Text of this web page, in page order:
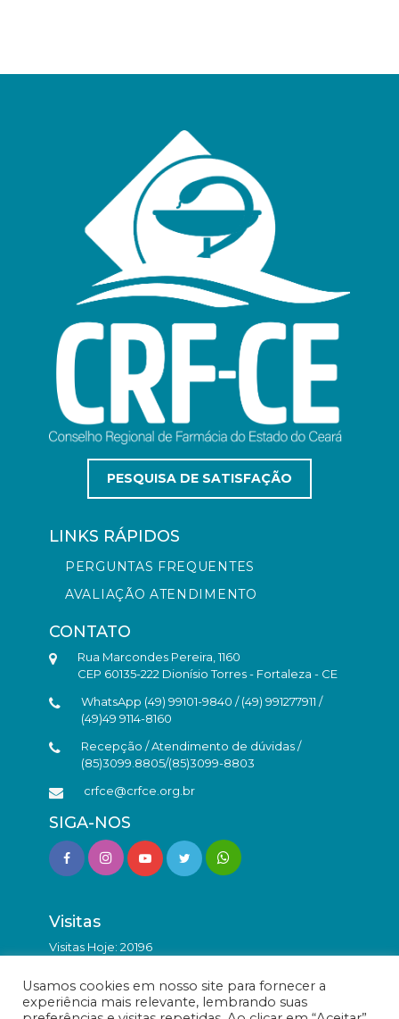
PESQUISA DE SATISFAÇÃO
LINKS RÁPIDOS
PERGUNTAS FREQUENTES
AVALIAÇÃO ATENDIMENTO
CONTATO
Rua Marcondes Pereira, 1160
CEP 60135-222 Dionísio Torres - Fortaleza - CE
WhatsApp (49) 99101-9840 / (49) 991277911 /
(49)49 9114-8160
Recepção / Atendimento de dúvidas /
(85)3099.8805/(85)3099-8803
crfce@crfce.org.br
SIGA-NOS
Visitas
Visitas Hoje: 20196
Usamos cookies em nosso site para fornecer a
experiência mais relevante, lembrando suas